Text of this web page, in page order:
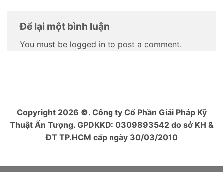
Để lại một bình luận
You must be logged in to post a comment.
Copyright 2026 ©. Công ty Cổ Phần Giải Pháp Kỹ
Thuật Ấn Tượng. GPDKKD: 0309893542 do sở KH &
ĐT TP.HCM cấp ngày 30/03/2010